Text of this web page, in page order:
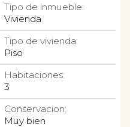
Tipo de inmueble:
Vivienda
Tipo de vivienda:
Piso
Habitaciones:
3
Conservacion:
Muy bien